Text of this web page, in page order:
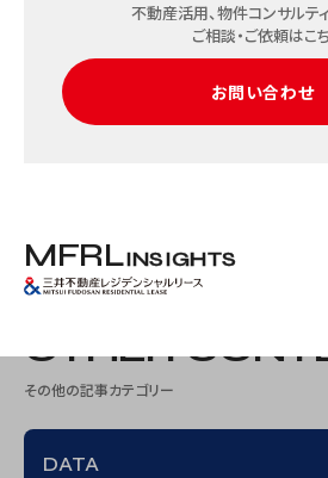
不動産活用、物件コンサルテ
ご相談・ご依頼はこ
お問い合わせ
MFRLINSIGHTS
子育て応援賃貸マンション「ネウボー
景にある想いとコンセプトそしてSNS
OTHER
その他の記事カテゴリー
DATA